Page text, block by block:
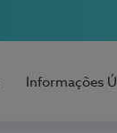
Informações